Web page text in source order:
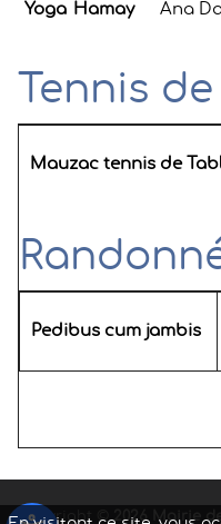
Yoga Hamay Ana
Tennis
Mauzac tennis de
Pedibus cum jambis
Copyright ©2026 Mairie